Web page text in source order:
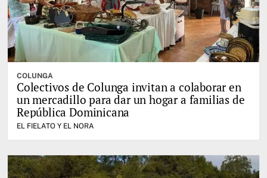
COLUNGA
Colectivos de Colunga invitan a colaborar en
un mercadillo para dar un hogar a familias de
República Dominicana
EL FIELATO Y EL NORA